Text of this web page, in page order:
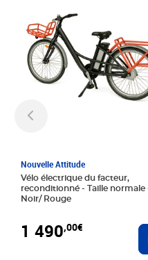
Nouvelle Attitude
Vélo électrique du facteur,
reconditionné - Taille normale -
Noir/ Rouge
1 490,00€